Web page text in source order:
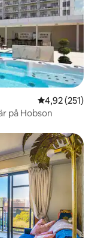
4,92 av 5 i
4,92 (251)
på Hobson